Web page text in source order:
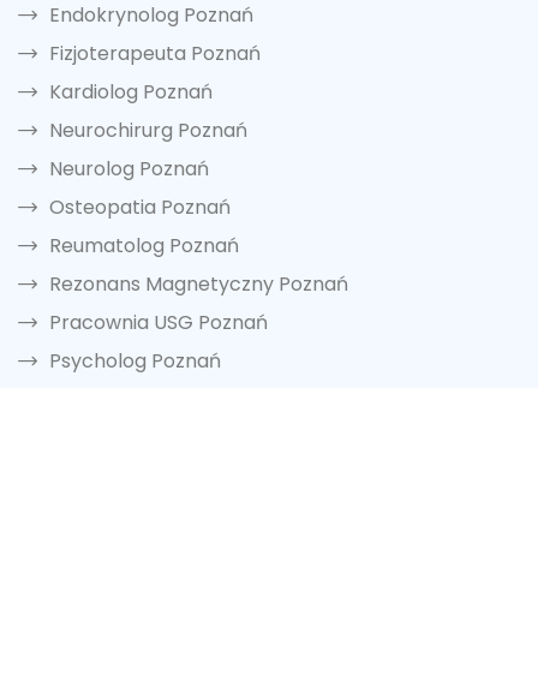
Endokrynolog Poznań
Fizjoterapeuta Poznań
Kardiolog Poznań
Neurochirurg Poznań
Neurolog Poznań
Osteopatia Poznań
Reumatolog Poznań
Rezonans Magnetyczny Poznań
Pracownia USG Poznań
Psycholog Poznań